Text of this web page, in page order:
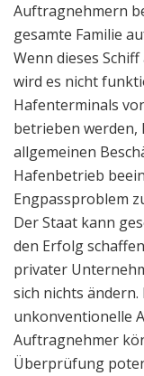
Auftragnehmern
gesamte Familie
Wenn dieses
wird es nicht
Hafenterminals
betrieben werden,
allgemeinen
Hafenbetrieb
Engpassproblem
Der Staat kann
den Erfolg
privater
sich nichts
unkonventionelle
Auftragnehmer
Überprüfung